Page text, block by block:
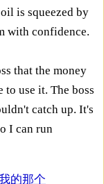
is squeezed by
with confidence.
that the money
to use it. The boss
catch up. It's
I can run
的那个